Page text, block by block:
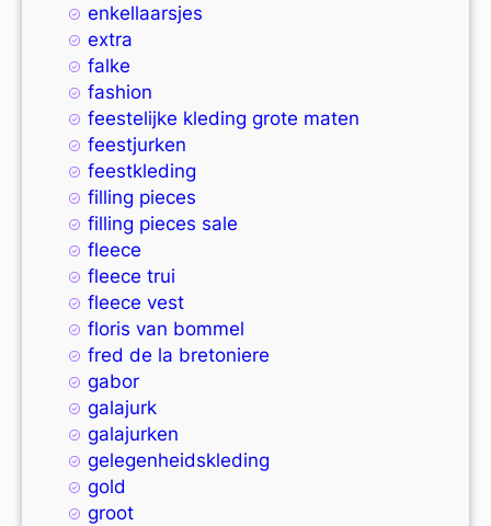
enkellaarsjes
extra
falke
fashion
feestelijke kleding grote maten
feestjurken
feestkleding
filling pieces
filling pieces sale
fleece
fleece trui
fleece vest
floris van bommel
fred de la bretoniere
gabor
galajurk
galajurken
gelegenheidskleding
gold
groot